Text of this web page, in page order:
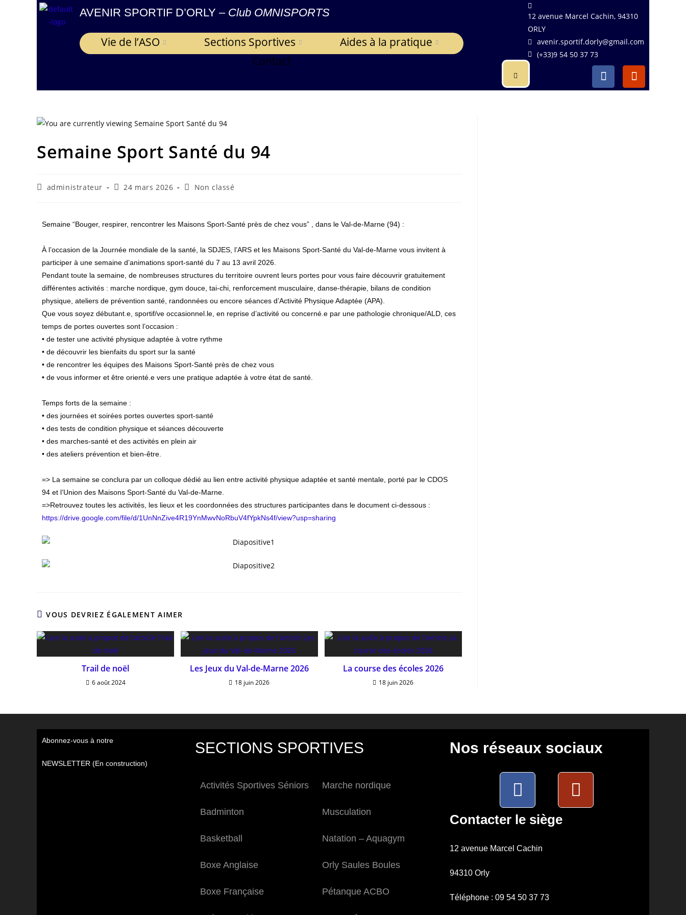
AVENIR SPORTIF D’ORLY – Club OMNISPORTS
Vie de l’ASO Sections Sportives
Aides à la pratique
Contact
12 avenue Marcel Cachin, 94310
ORLY
avenir.sportif.dorly@gmail.com
(+33)9 54 50 37 73
Semaine Sport Santé du 94
administrateur 24 mars 2026 Non classé
Semaine “Bouger, respirer, rencontrer les Maisons Sport-Santé près de chez vous” , dans le Val-de-Marne (94) :
À l’occasion de la Journée mondiale de la santé, la SDJES, l’ARS et les Maisons Sport-Santé du Val-de-Marne vous invitent à
participer à une semaine d’animations sport-santé du 7 au 13 avril 2026.
Pendant toute la semaine, de nombreuses structures du territoire ouvrent leurs portes pour vous faire découvrir gratuitement
différentes activités : marche nordique, gym douce, tai-chi, renforcement musculaire, danse-thérapie, bilans de condition
physique, ateliers de prévention santé, randonnées ou encore séances d’Activité Physique Adaptée (APA).
Que vous soyez débutant.e, sportif/ve occasionnel.le, en reprise d’activité ou concerné.e par une pathologie chronique/ALD, ces
temps de portes ouvertes sont l’occasion :
• de tester une activité physique adaptée à votre rythme
• de découvrir les bienfaits du sport sur la santé
• de rencontrer les équipes des Maisons Sport-Santé près de chez vous
• de vous informer et être orienté.e vers une pratique adaptée à votre état de santé.
Temps forts de la semaine :
• des journées et soirées portes ouvertes sport-santé
• des tests de condition physique et séances découverte
• des marches-santé et des activités en plein air
• des ateliers prévention et bien-être.
=> La semaine se conclura par un colloque dédié au lien entre activité physique adaptée et santé mentale, porté par le CDOS
94 et l’Union des Maisons Sport-Santé du Val-de-Marne.
=>Retrouvez toutes les activités, les lieux et les coordonnées des structures participantes dans le document ci-dessous :
https://drive.google.com/file/d/1UnNnZive4R19YnMwvNoRbuV4fYpkNs4f/view?usp=sharing
VOUS DEVRIEZ ÉGALEMENT AIMER
Trail de noël
6 août 2024
Les Jeux du Val-de-Marne 2026
18 juin 2026
La course des écoles 2026
18 juin 2026
Abonnez-vous à notre
NEWSLETTER (En construction)
SECTIONS SPORTIVES
Activités Sportives Séniors
Badminton
Basketball
Boxe Anglaise
Boxe Française
Marche nordique
Musculation
Natation – Aquagym
Orly Saules Boules
Pétanque ACBO
Nos réseaux sociaux
Contacter le siège
12 avenue Marcel Cachin
94310 Orly
Téléphone : 09 54 50 37 73